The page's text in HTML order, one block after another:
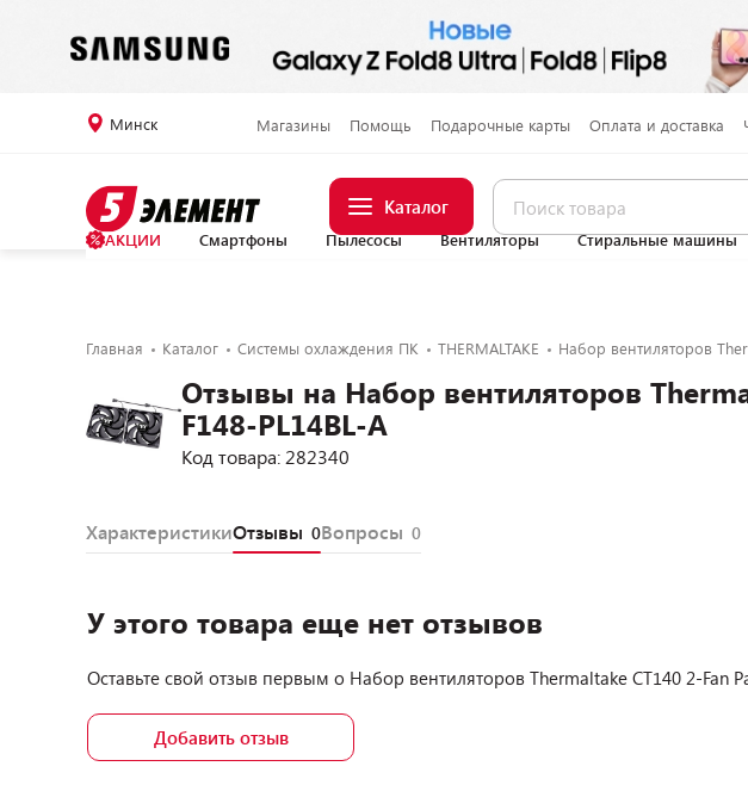
Минск Магазины Помощь Подарочные карты Оплата и доставка
Каталог
АКЦИИ Смартфоны Пылесосы Вентиляторы Стиральные машины
Главная Каталог Системы охлаждения ПК THERMALTAKE Набор вентиляторов
Отзывы на Набор вентиляторов
F148-PL14BL-A
Код товара: 282340
ХарактеристикиОтзывы 0Вопросы 0
У этого товара еще нет отзывов
Оставьте свой отзыв первым о Набор вентиляторов Thermaltake CT140 2-Fan
Добавить отзыв